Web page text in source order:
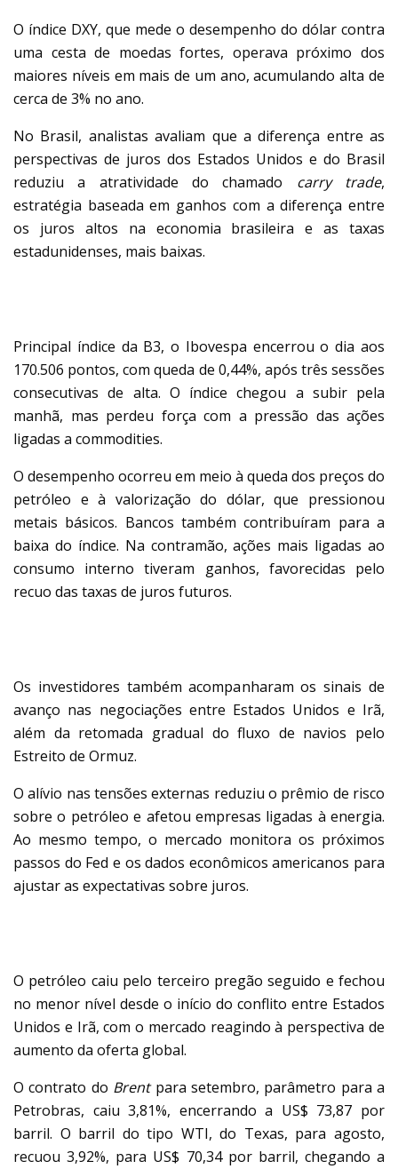
O índice DXY, que mede o desempenho do dólar contra
uma cesta de moedas fortes, operava próximo dos
maiores níveis em mais de um ano, acumulando alta de
cerca de 3% no ano.
No Brasil, analistas avaliam que a diferença entre as
perspectivas de juros dos Estados Unidos e do Brasil
reduziu a atratividade do chamado carry trade,
estratégia baseada em ganhos com a diferença entre
os juros altos na economia brasileira e as taxas
estadunidenses, mais baixas.
Principal índice da B3, o Ibovespa encerrou o dia aos
170.506 pontos, com queda de 0,44%, após três sessões
consecutivas de alta. O índice chegou a subir pela
manhã, mas perdeu força com a pressão das ações
ligadas a commodities.
O desempenho ocorreu em meio à queda dos preços do
petróleo e à valorização do dólar, que pressionou
metais básicos. Bancos também contribuíram para a
baixa do índice. Na contramão, ações mais ligadas ao
consumo interno tiveram ganhos, favorecidas pelo
recuo das taxas de juros futuros.
Os investidores também acompanharam os sinais de
avanço nas negociações entre Estados Unidos e Irã,
além da retomada gradual do fluxo de navios pelo
Estreito de Ormuz.
O alívio nas tensões externas reduziu o prêmio de risco
sobre o petróleo e afetou empresas ligadas à energia.
Ao mesmo tempo, o mercado monitora os próximos
passos do Fed e os dados econômicos americanos para
ajustar as expectativas sobre juros.
O petróleo caiu pelo terceiro pregão seguido e fechou
no menor nível desde o início do conflito entre Estados
Unidos e Irã, com o mercado reagindo à perspectiva de
aumento da oferta global.
O contrato do Brentpara setembro, parâmetro para a
Petrobras, caiu 3,81%, encerrando a US$ 73,87 por
barril. O barril do tipo WTI, do Texas, para agosto,
recuou 3,92%, para US$ 70,34 por barril, chegando a